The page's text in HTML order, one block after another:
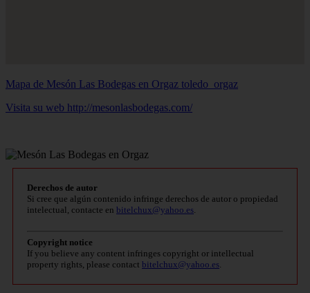
Mapa de Mesón Las Bodegas en Orgaz toledo_orgaz
Visita su web http://mesonlasbodegas.com/
Derechos de autor
Si cree que algún contenido infringe derechos de autor o propiedad
intelectual, contacte en bitelchux@yahoo.es
Copyright notice
If you believe any content infringes copyright or intellectual
property rights, please contact bitelchux@yahoo.es